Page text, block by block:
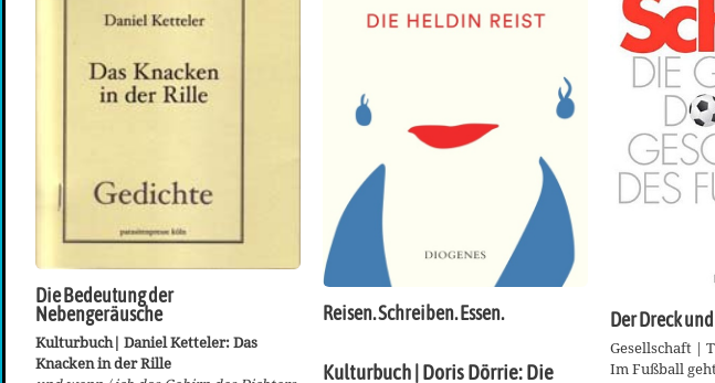
Die Bedeutung der
Nebengeräusche
Kulturbuch| Daniel Ketteler: Das
Knacken in der Rille
Reisen. Schreiben. Essen.
Kulturbuch | Doris Dörrie: Die
Der Dreck
Gesellschaft |
Im Fußball